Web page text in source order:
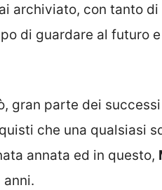
archiviato, con tanto
di guardare al futuro
gran parte dei
che una qualsiasi
annata ed in questo,